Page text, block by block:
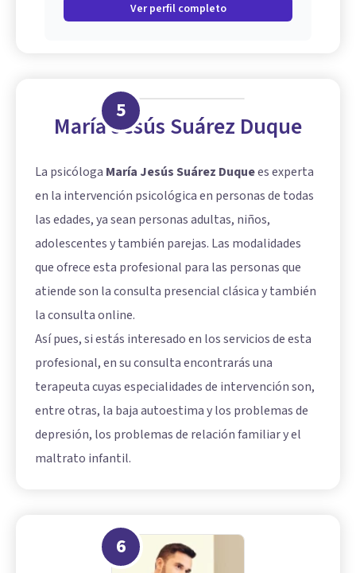
Ver perfil completo
5
María Jesús Suárez Duque
La psicóloga María Jesús Suárez Duquees experta
en la intervención psicológica en personas de todas
las edades, ya sean personas adultas, niños,
adolescentes y también parejas. Las modalidades
que ofrece esta profesional para las personas que
atiende son la consulta presencial clásica y también
la consulta online.
Así pues, si estás interesado en los servicios de esta
profesional, en su consulta encontrarás una
terapeuta cuyas especialidades de intervención son,
entre otras, la baja autoestima y los problemas de
depresión, los problemas de relación familiar y el
maltrato infantil.
6